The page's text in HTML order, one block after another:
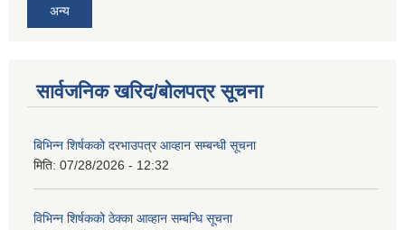
अन्य
सार्वजनिक खरिद/बोलपत्र सूचना
बिभिन्‍न शिर्षकको दरभाउपत्र आव्हान सम्बन्धी सूचना
मिति: 07/28/2026 - 12:32
विभिन्न शिर्षकको ठेक्का आव्हान सम्बन्धि सूचना